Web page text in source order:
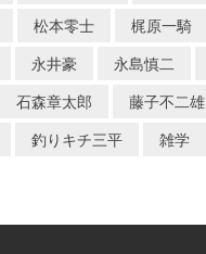
松本零士 梶原一騎
永井豪 永島慎二
石森章太郎 藤子不二雄
釣りキチ三平 雑学